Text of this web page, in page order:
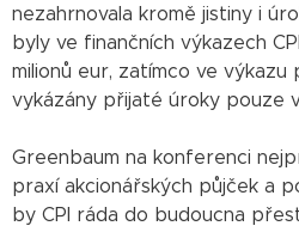
nezahrnovala kromě jistiny i
byly ve finančních výkazech
milionů eur, zatímco ve
vykázány přijaté úroky pouze
Greenbaum na konferenci
praxí akcionářských půjček a
by CPI ráda do budoucna